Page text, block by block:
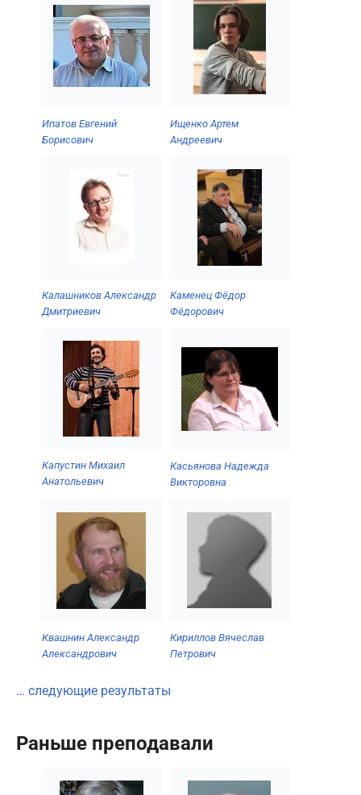
Ипатов Евгений
Борисович
Ищенко Артем
Андреевич
Калашников Александр
Дмитриевич
Каменец Фёдор
Фёдорович
Капустин Михаил
Анатольевич
Касьянова Надежда
Викторовна
Квашнин Александр
Александрович
Кириллов Вячеслав
Петрович
… следующие результаты
Раньше преподавали